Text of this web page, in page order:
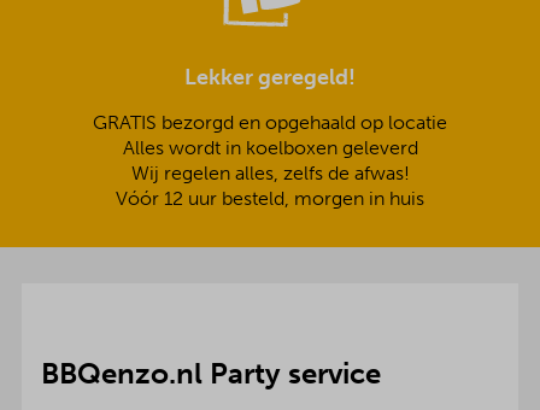
Lekker geregeld!
GRATIS bezorgd en opgehaald op locatie
Alles wordt in koelboxen geleverd
Wij regelen alles, zelfs de afwas!
Vóór 12 uur besteld, morgen in huis
BBQenzo.nl Party service